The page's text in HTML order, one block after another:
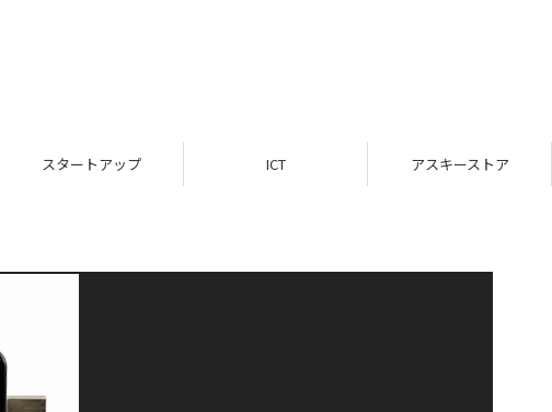
スタートアップ ICT アスキーストア